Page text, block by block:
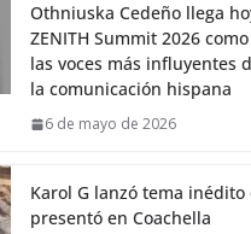
Othniuska Cedeño llega
ZENITH Summit 2026
las voces más influyentes
la comunicación hispana
6 de mayo de 2026
Karol G lanzó tema inédito
presentó en Coachella